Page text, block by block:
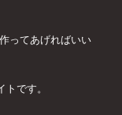
ってあげればいい
です。